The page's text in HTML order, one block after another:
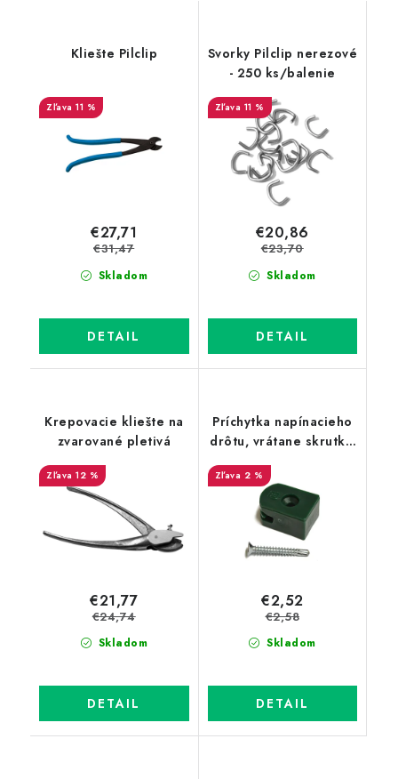
Kliešte Pilclip
11 %
Skladom
€27,71
€31,47
DETAIL
Svorky Pilclip nerezové
- 250 ks/balenie
11 %
Skladom
€20,86
€23,70
DETAIL
Krepovacie kliešte na
zvarované pletivá
12 %
Skladom
€21,77
€24,74
DETAIL
Príchytka napínacieho
drôtu, vrátane skrutky,
2 %
Skladom
€2,52
€2,58
DETAIL